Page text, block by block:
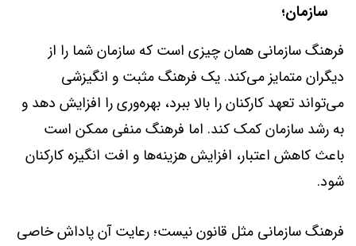
سازمان؛
فرهنگ سازمانی همان چیزی است که سازمان شما را از
دیگران متمایز می‌کند. یک فرهنگ مثبت و انگیزشی
می‌تواند تعهد کارکنان را بالا ببرد، بهره‌وری را افزایش دهد و
به رشد سازمان کمک کند. اما فرهنگ منفی ممکن است
باعث کاهش اعتبار، افزایش هزینه‌ها و افت انگیزه کارکنان
شود.
فرهنگ سازمانی مثل قانون نیست؛ رعایت آن پاداش خاصی